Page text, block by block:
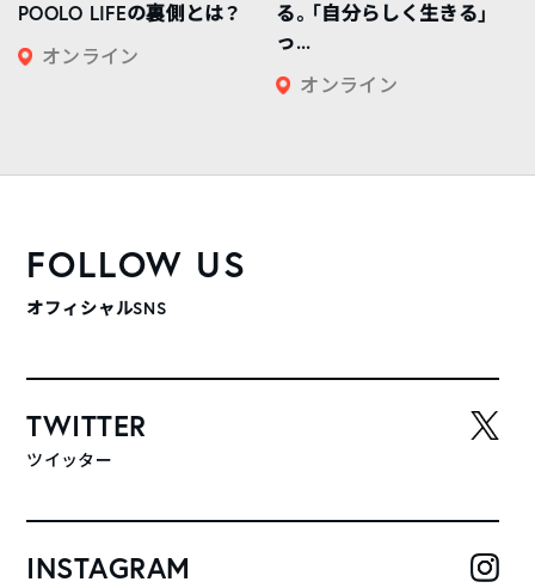
POOLO LIFEの裏側とは？
オンライン
る。「自分らしく生きる」
っ...
オンライン
FOLLOW US
オフィシャルSNS
TWITTER
ツイッター
INSTAGRAM